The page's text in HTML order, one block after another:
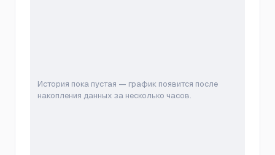
История пока пустая — график появится после
накопления данных за несколько часов.